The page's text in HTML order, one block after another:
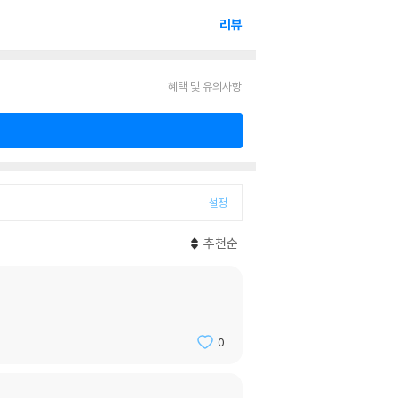
리뷰
혜택 및 유의사항
설정
추천순
0